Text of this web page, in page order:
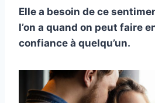
Elle a besoin de ce
l’on a quand on peut faire
confiance à quelqu’un.